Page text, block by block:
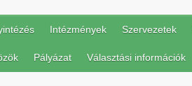
Intézmények Szervezetek
Pályázat Választási információk